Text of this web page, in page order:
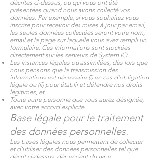
décrites ci-dessus, ou qui vous ont été
présentées quand nous avons collecté vos
données. Par exemple, si vous souhaitez vous
inscrire pour recevoir des mises à jour par email,
les seules données collectées seront votre nom,
email et la page sur laquelle vous avez rempli un
formulaire. Ces informations sont stockées
directement sur les serveurs de System IO.
Les instances légales ou assimilées, dès lors que
nous pensons que la transmission des
informations est nécessaire (i) en cas d’obligation
légale ou (ii) pour établir et défendre nos droits
légitimes, et
Toute autre personne que vous aurez désignée,
avec votre accord explicite.
Base légale pour le traitement
des données personnelles.
Les bases légales nous permettant de collecter
et d’utiliser des données personnelles tel que
décrit ci-dessus, dépendent du type